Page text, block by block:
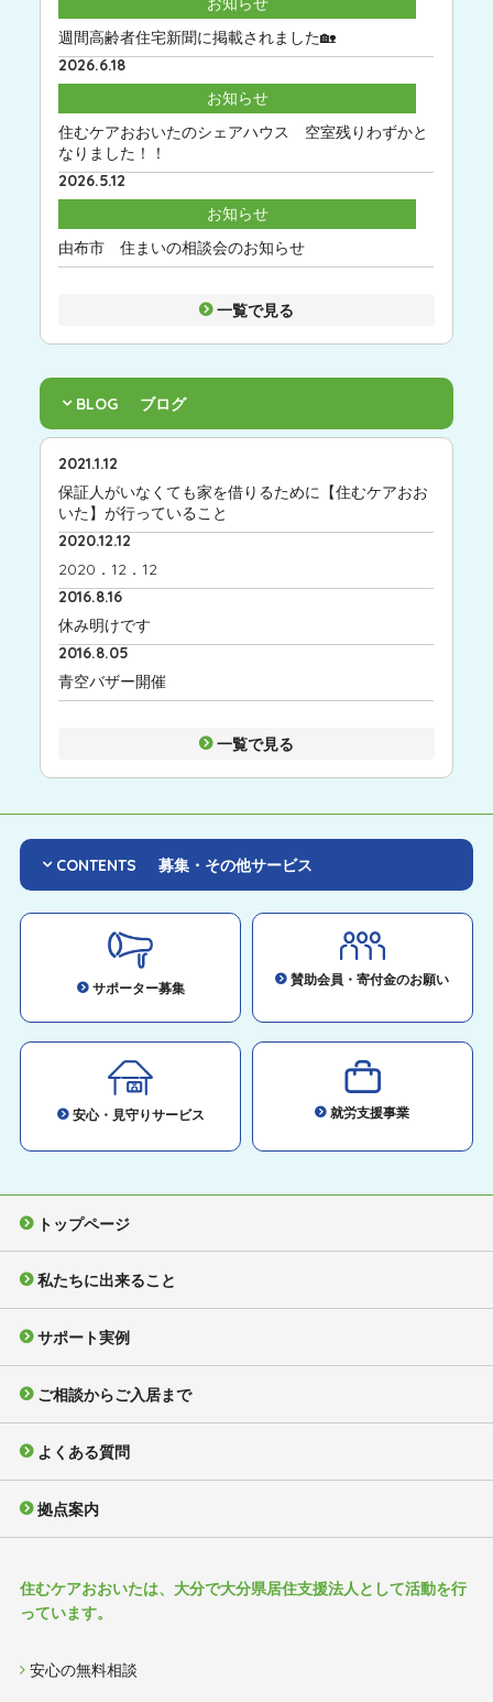
週間高齢者住宅新聞に掲載されました🏡
2026.6.18
お知らせ
住むケアおおいたのシェアハウス 空室残りわずかと
なりました！！
2026.5.12
お知らせ
由布市 住まいの相談会のお知らせ
一覧で見る
BLOG ブログ
2021.1.12
保証人がいなくても家を借りるために【住むケアおお
いた】が行っていること
2020.12.12
2020．12．12
2016.8.16
休み明けです
2016.8.05
青空バザー開催
一覧で見る
CONTENTS 募集・その他サービス
サポーター募集
賛助会員・寄付金のお願い
安心・見守りサービス 就労支援事業
トップページ
私たちに出来ること
サポート実例
ご相談からご入居まで
よくある質問
拠点案内
住むケアおおいたは、大分で大分県居住支援法人として活動を行
っています。
安心の無料相談